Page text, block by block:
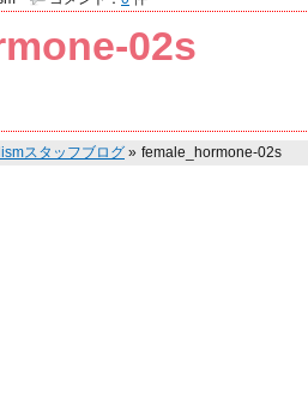
02s
スタッフブログ » female_hormone-02s